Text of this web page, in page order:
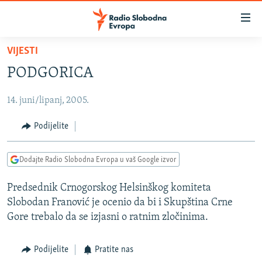
Pređite
glavni
Pređite
Pređite
pretragu
SRBIJA
KOSOVO
VIZUELNO
VIDEO
FOTOGALERIJE
PODCASTI
RAT U UKRAJINI
RSE PRIČE IZ SVIJETA
VIJESTI
PODGORICA
14. juni/lipanj, 2005.
Podijelite
Dodajte Radio Slobodna Evropa u vaš Google izvor
Predsednik Crnogorskog Helsinškog komiteta
Slobodan Franović je ocenio da bi i Skupština Crne
Gore trebalo da se izjasni o ratnim zločinima.
Podijelite Pratite nas